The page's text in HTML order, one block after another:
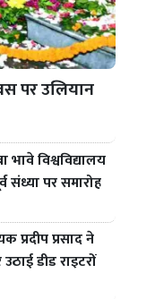
पर उलियान
विश्वविद्यालय
संध्या पर समारोह
प्रदीप प्रसाद ने
डीड राइटरों